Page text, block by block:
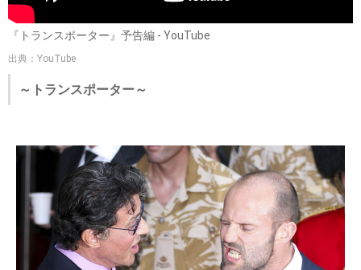
『トランスポーター』予告編 - YouTube
出典：YouTube
～トランスポーター～